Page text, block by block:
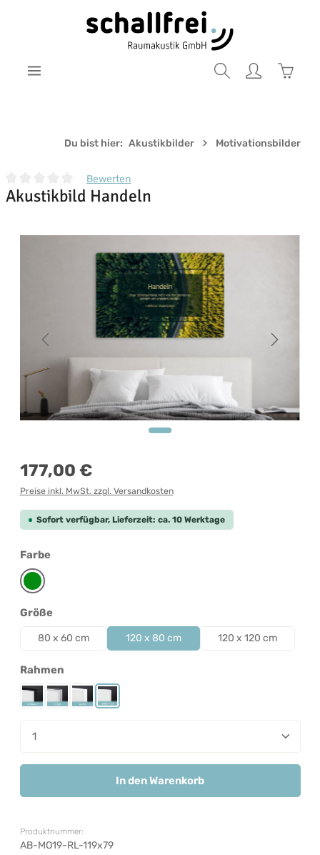
Zum Hauptinhalt springen
Du bist hier: Akustikbilder Motivationsbilder
Durchschnittliche Bewertung von 0 von 5 Sternen
Bewerten
Akustikbild Handeln
Regulärer Preis:
177,00 €
Preise inkl. MwSt. zzgl. Versandkosten
Sofort verfügbar, Lieferzeit: ca. 10 Werktage
Farbeauswählen
Grün
Größeauswählen
80 x 60 cm 120 x 80 cm 120 x 120 cm
Rahmenauswählen
Rahmen Schwarz
Rahmen Silber
Rahmen Weiß
Rahmenlos
Produkt Anzahl: Gib den gewünschten Wert ein
In den Warenkorb
Produktnummer:
AB-MO19-RL-119x79